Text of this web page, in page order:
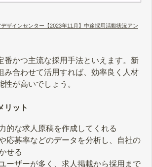
ザインセンター【2023年11月】中途採用活動状況アン
番かつ主流な採用手法といえます。新
み合わせて活用すれば、効率良く人材
性が高いでしょう。
リット
的な求人原稿を作成してくれる
応募率などのデータを分析し、自社の
せる
ーザーが多く、求人掲載から採用まで